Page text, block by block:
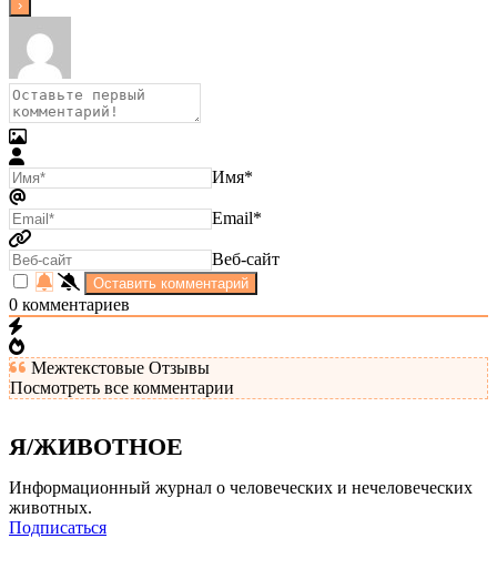
Имя*
Email*
Веб-сайт
0 комментариев
Межтекстовые Отзывы
Посмотреть все комментарии
Я/ЖИВОТНОЕ
Информационный журнал о человеческих и нечеловеческих
животных.
Подписаться